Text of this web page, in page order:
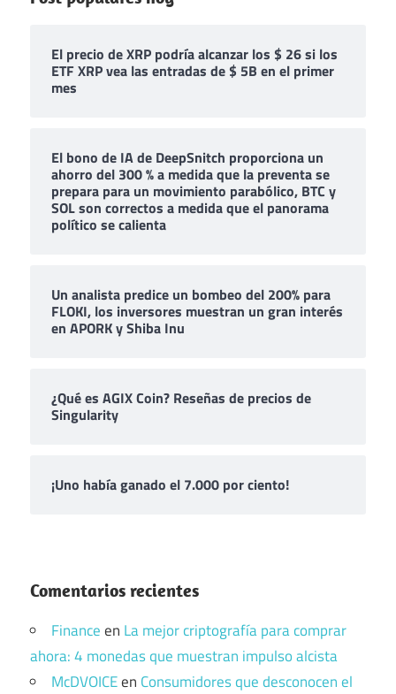
El precio de XRP podría alcanzar los $ 26 si los
ETF XRP vea las entradas de $ 5B en el primer
mes
El bono de IA de DeepSnitch proporciona un
ahorro del 300 % a medida que la preventa se
prepara para un movimiento parabólico, BTC y
SOL son correctos a medida que el panorama
político se calienta
Un analista predice un bombeo del 200% para
FLOKI, los inversores muestran un gran interés
en APORK y Shiba Inu
¿Qué es AGIX Coin? Reseñas de precios de
Singularity
¡Uno había ganado el 7.000 por ciento!
Comentarios recientes
Financeen La mejor criptografía para comprar
ahora: 4 monedas que muestran impulso alcista
McDVOICEen Consumidores que desconocen el